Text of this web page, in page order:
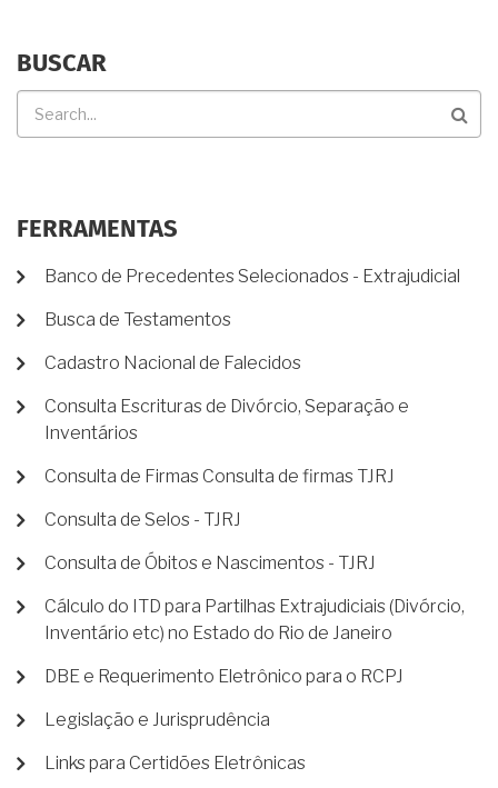
BUSCAR
FERRAMENTAS
Banco de Precedentes Selecionados - Extrajudicial
Busca de Testamentos
Cadastro Nacional de Falecidos
Consulta Escrituras de Divórcio, Separação e
Inventários
Consulta de Firmas Consulta de firmas TJRJ
Consulta de Selos - TJRJ
Consulta de Óbitos e Nascimentos - TJRJ
Cálculo do ITD para Partilhas Extrajudiciais (Divórcio,
Inventário etc) no Estado do Rio de Janeiro
DBE e Requerimento Eletrônico para o RCPJ
Legislação e Jurisprudência
Links para Certidões Eletrônicas